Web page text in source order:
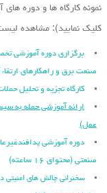
نمونه کارگاه ها و دوره
کلیک نمایید): مشاهده
برگزاری دوره آموزشی
صنعت برق و راهکارهای
کارگاه تجزیه و تحلیل
ارائه آموزشی حمله به
عمل)
دوره آموزشی
صنعتی (محتوای ۱۶ ساعته)
سخنرانی چالش های امنیتی